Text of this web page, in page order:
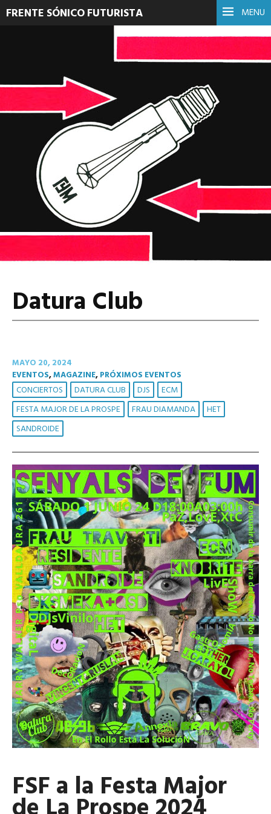
MENU
FRENTE SÓNICO FUTURISTA
Datura Club
MAYO 20, 2024
EVENTOS,MAGAZINE,PRÓXIMOS EVENTOS
CONCIERTOS DATURA CLUB DJS
ECM
FESTA MAJOR DE LA PROSPE
FRAU DIAMANDA
HET
SANDROIDE
FSF a la Festa Major